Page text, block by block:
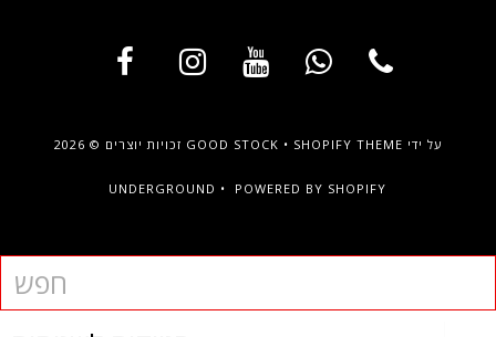
GOOD STOCK • SHOPIFY THEME
UNDERGROUND • POWERED BY SHOPIFY